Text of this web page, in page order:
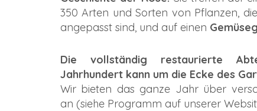
350 Arten und Sorten von Pflanzen,
angepasst sind, und auf einen
Die vollständig restaurierte
Jahrhundert kann um die Ecke des
Wir bieten das ganze Jahr über
an (siehe Programm auf unserer